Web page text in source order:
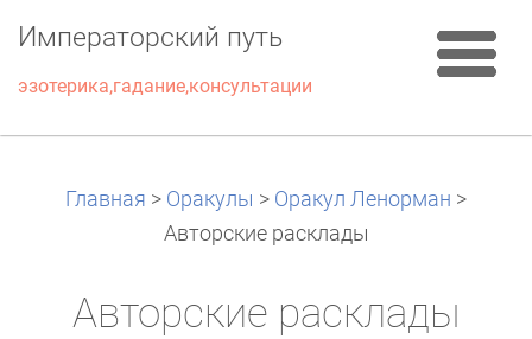
Императорский путь
эзотерика,гадание,консультации
Главная > Оракулы > Оракул Ленорман >
Авторские расклады
Авторские расклады